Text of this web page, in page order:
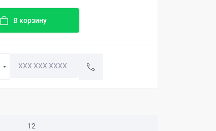
В корзину
12